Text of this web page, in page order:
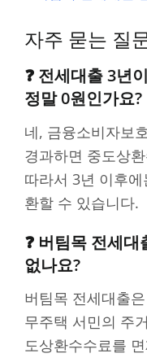
자주 묻는 질
❓ 전세대출 3년
정말 0원인가요?
네, 금융소비자보
경과하면 중도상
따라서 3년 이후
환할 수 있습니다.
❓ 버팀목 전세
없나요?
버팀목 전세대출
무주택 서민의 주
도상환수수료를